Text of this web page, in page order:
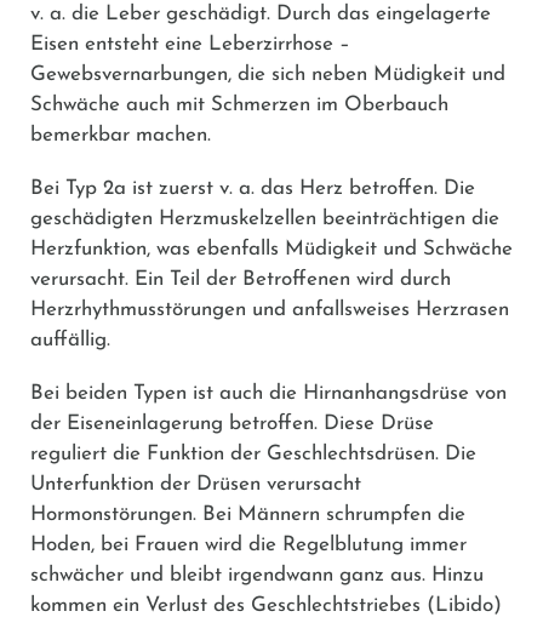
v. a. die Leber geschädigt. Durch das eingelagerte
Eisen entsteht eine Leberzirrhose –
Gewebsvernarbungen, die sich neben Müdigkeit und
Schwäche auch mit Schmerzen im Oberbauch
bemerkbar machen.
Bei Typ 2a ist zuerst v. a. das Herz betroffen. Die
geschädigten Herzmuskelzellen beeinträchtigen die
Herzfunktion, was ebenfalls Müdigkeit und Schwäche
verursacht. Ein Teil der Betroffenen wird durch
Herzrhythmusstörungen und anfallsweises Herzrasen
auffällig.
Bei beiden Typen ist auch die Hirnanhangsdrüse von
der Eiseneinlagerung betroffen. Diese Drüse
reguliert die Funktion der Geschlechtsdrüsen. Die
Unterfunktion der Drüsen verursacht
Hormonstörungen. Bei Männern schrumpfen die
Hoden, bei Frauen wird die Regelblutung immer
schwächer und bleibt irgendwann ganz aus. Hinzu
kommen ein Verlust des Geschlechtstriebes (Libido)